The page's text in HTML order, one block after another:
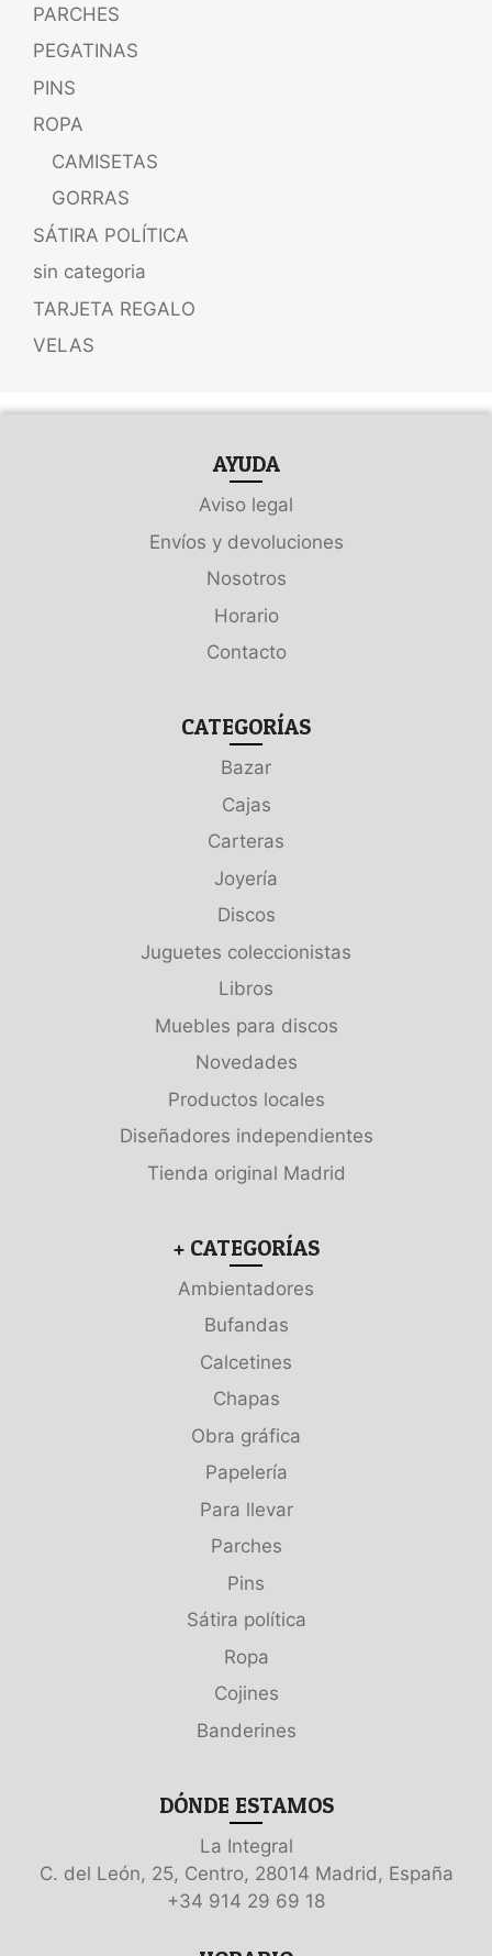
PARCHES
PEGATINAS
PINS
ROPA
CAMISETAS
GORRAS
SÁTIRA POLÍTICA
sin categoria
TARJETA REGALO
VELAS
AYUDA
Aviso legal
Envíos y devoluciones
Nosotros
Horario
Contacto
CATEGORÍAS
Bazar
Cajas
Carteras
Joyería
Discos
Juguetes coleccionistas
Libros
Muebles para discos
Novedades
Productos locales
Diseñadores independientes
Tienda original Madrid
+ CATEGORÍAS
Ambientadores
Bufandas
Calcetines
Chapas
Obra gráfica
Papelería
Para llevar
Parches
Pins
Sátira política
Ropa
Cojines
Banderines
DÓNDE ESTAMOS
La Integral
C. del León, 25, Centro, 28014 Madrid, España
+34 914 29 69 18